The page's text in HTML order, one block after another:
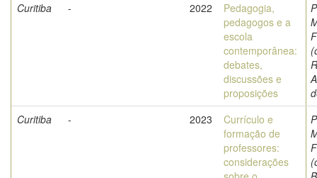
Curitiba - 2022
Pedagogia,
pedagogos e a
escola
contemporânea:
debates,
discussões e
proposições
Curitiba
- 2023
Currículo e
formação de
professores:
considerações